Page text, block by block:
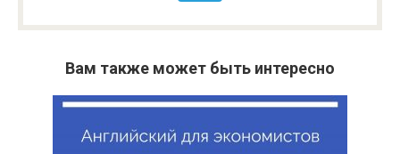
Вам также может быть интересно